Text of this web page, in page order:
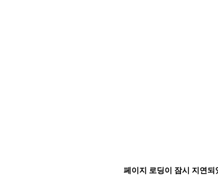
페이지 로딩이 잠시 지연